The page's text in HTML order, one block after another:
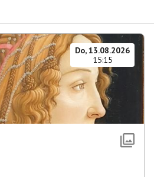
Do, 13.08.2026
15:15